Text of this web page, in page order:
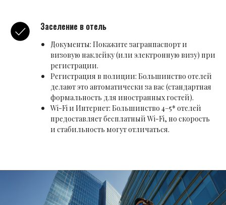
Заселение в отель
Документы: Покажите загранпаспорт и
визовую наклейку (или электронную визу) при
регистрации.
Регистрация в полиции: Большинство отелей
делают это автоматически за вас (стандартная
формальность для иностранных гостей).
Wi-Fi и Интернет: Большинство 4–5* отелей
предоставляет бесплатный Wi-Fi, но скорость
и стабильность могут отличаться.